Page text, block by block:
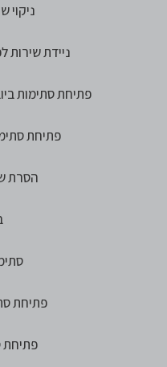
ניקוי
ניידת שירות
פתיחת סתימות
פתיחת
הסרת
פתיחת
פתיחת